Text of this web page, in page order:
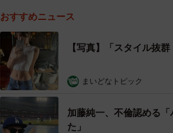
おすすめニュース
【写真】「スタイル抜
まいどなトピック
加藤純一、不倫認める
た」